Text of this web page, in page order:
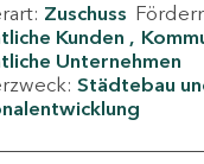
Zuschuss
Kunden
Unternehmen
Städtebau